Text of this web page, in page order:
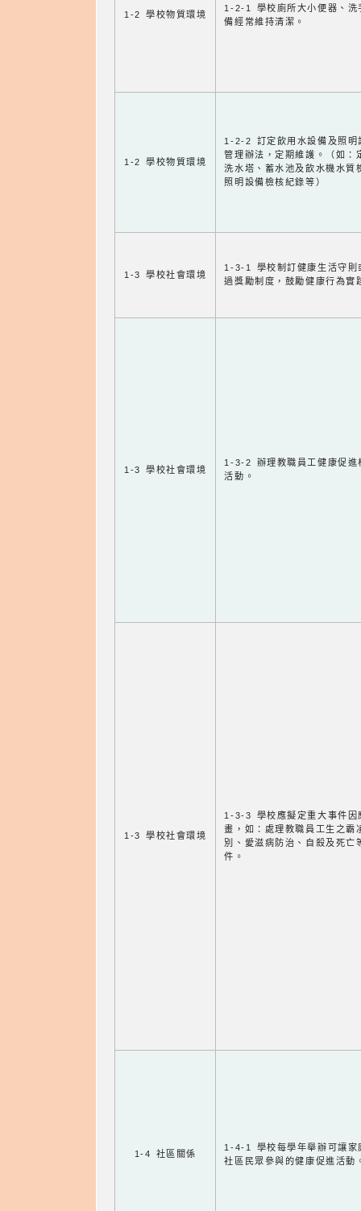
1-2 學校物質環境
1-2-1 學校廁所大小便器、洗
備經常維持清潔。
1-2 學校物質環境
1-2-2 訂定飲用水設備及照明
管理辦法，定期維護。（如：
洗水塔、蓄水池及飲水機水質
照明設備檢核紀錄等）
1-3 學校社會環境
1-3-1 學校制訂健康生活守則
過獎勵制度，鼓勵健康行為實
1-3 學校社會環境
1-3-2 辦理教職員工健康促進
活動。
1-3 學校社會環境
1-3-3 學校應擬定重大事件因
畫，如：處理教職員工生之霸
別、愛滋病防治、自殺及死亡
件。
1-4 社區關係
1-4-1 學校每學年舉辦可讓家
社區民眾參與的健康促進活動